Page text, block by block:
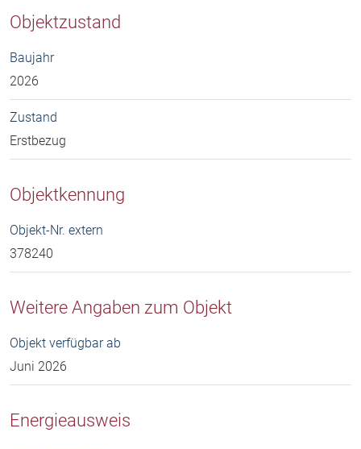
Objektzustand
Baujahr
2026
Zustand
Erstbezug
Objektkennung
Objekt-Nr. extern
378240
Weitere Angaben zum Objekt
Objekt verfügbar ab
Juni 2026
Energieausweis